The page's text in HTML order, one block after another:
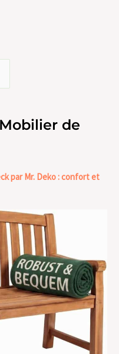
de
par Mr. Deko : confort et